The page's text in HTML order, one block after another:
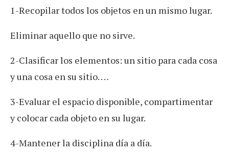
1-Recopilar todos los objetos en un mismo lugar.
Eliminar aquello que no sirve.
2-Clasificar los elementos: un sitio para cada cosa
y una cosa en su sitio. …
3-Evaluar el espacio disponible, compartimentar
y colocar cada objeto en su lugar.
4-Mantener la disciplina día a día.